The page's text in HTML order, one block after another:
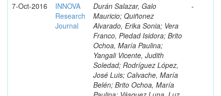
7-Oct-2016
INNOVA
Research
Journal
Durán Salazar, Galo
Mauricio; Quiñonez
Alvarado, Erika Sonia; Vera
Franco, Piedad Isidora; Brito
Ochoa, María Paulina;
Yangali Vicente, Judith
Soledad; Rodríguez López,
José Luis; Calvache, María
Belén; Brito Ochoa, María
-